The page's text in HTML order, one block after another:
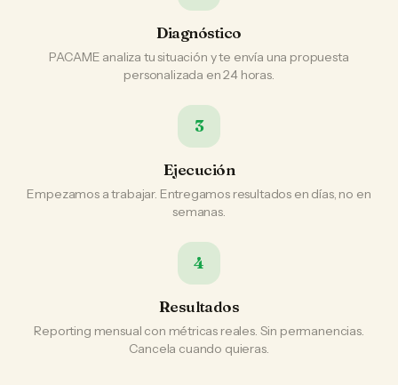
Diagnóstico
PACAME analiza tu situación y te envía una propuesta
personalizada en 24 horas.
3
Ejecución
Empezamos a trabajar. Entregamos resultados en días, no en
semanas.
4
Resultados
Reporting mensual con métricas reales. Sin permanencias.
Cancela cuando quieras.